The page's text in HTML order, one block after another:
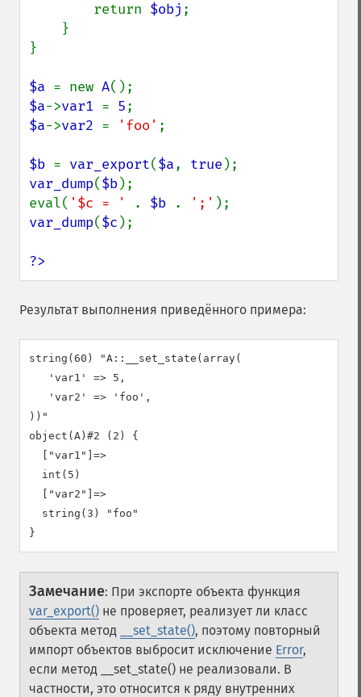
        return
$obj ;
}
$a = new A
$a->var1 = 5
$a->var2 = 'foo' ;
$b = var_export($a, true
var_dump($b);
eval( '$c = ' . $b . ';'
var_dump($c );
?>
Результат выполнения приведённого примера:
string(60) "A::__set_state(array(
   'var1' => 5,
   'var2' => 'foo',
))"
object(A)#2 (2) {
  ["var1"]=>
  int(5)
  ["var2"]=>
  string(3) "foo"
Замечание: При экспорте объекта функция
var_export() не проверяет, реализует ли класс
объекта метод
__set_state(), поэтому повторный
импорт объектов выбросит исключение Error,
если метод __set_state() не реализовали. В
частности, это относится к ряду внутренних